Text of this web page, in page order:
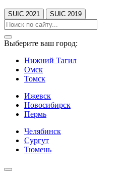
SUIC 2021 SUIC 2019
Выберите ваш город:
Нижний Тагил
Омск
Томск
Ижевск
Новосибирск
Пермь
Челябинск
Сургут
Тюмень